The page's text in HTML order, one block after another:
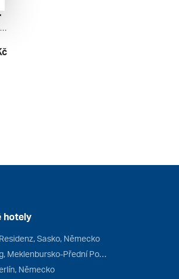
Schwangau, Mnichov, Kempten, Füssen, Forggensee, Ettal, Německá Jezera, Garmisch-partenkirchen, Bavorsko, Allgäu, Německo
hotely
Sasko, Německo
Hotel am Jungfernstieg, Meklenbursko-Přední Pomořansko, Německo
Německo